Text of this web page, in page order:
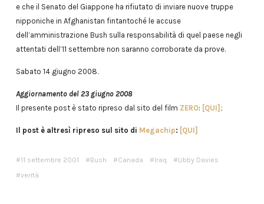
e che il Senato del Giappone ha rifiutato di inviare nuove truppe
nipponiche in Afghanistan fintantoché le accuse
dell’amministrazione Bush sulla responsabilità di quel paese negli
attentati dell’11 settembre non saranno corroborate da prove.
Sabato 14 giugno 2008.
Aggiornamento del 23 giugno 2008
Il presente post è stato ripreso dal sito del film ZERO: [QUI];
Il post è altresì ripreso sul sito di Megachip: [QUI]
11 settembre 2001 Bush Canada Iraq
Libby Davies
verità